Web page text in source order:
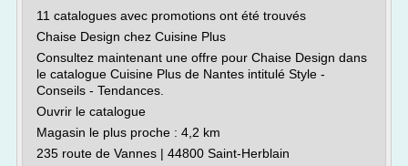
11 catalogues avec promotions ont été trouvés
Chaise Design chez Cuisine Plus
Consultez maintenant une offre pour Chaise Design dans
le catalogue Cuisine Plus de Nantes intitulé Style -
Conseils - Tendances.
Ouvrir le catalogue
Magasin le plus proche : 4,2 km
235 route de Vannes | 44800 Saint-Herblain